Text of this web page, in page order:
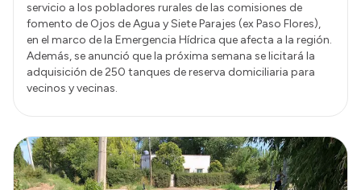
servicio a los pobladores rurales de las comisiones de
fomento de Ojos de Agua y Siete Parajes (ex Paso Flores),
en el marco de la Emergencia Hídrica que afecta a la región.
Además, se anunció que la próxima semana se licitará la
adquisición de 250 tanques de reserva domiciliaria para
vecinos y vecinas.